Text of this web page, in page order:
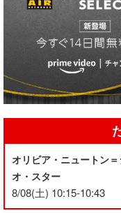
オリビア・ニュートン
オ・スター
8/08(土) 10:15-10:43